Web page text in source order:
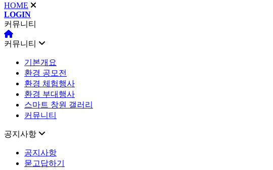
HOME
LOGIN
커뮤니티
커뮤니티
기본개요
환경 공모전
환경 체험행사
환경 부대행사
스마트 창원 갤러리
커뮤니티
공지사항
공지사항
묻고답하기